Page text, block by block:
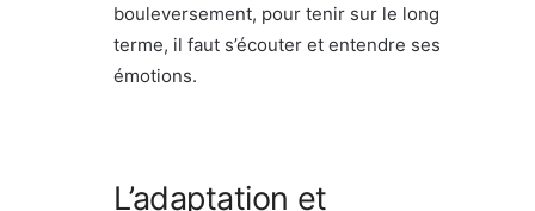
bouleversement, pour tenir sur le long
terme, il faut s’écouter et entendre ses
émotions.
L’adaptation et